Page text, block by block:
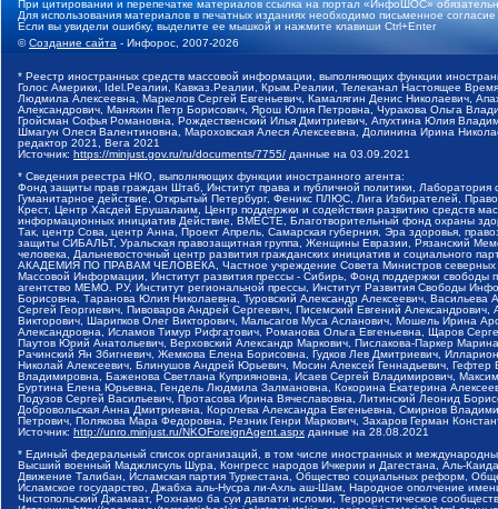
При цитировании и перепечатке материалов ссылка на портал «ИнфоШОС»
Для использования материалов в печатных изданиях необходимо письменное
Если вы увидели ошибку, выделите ее мышкой и нажмите клавиши Ctrl+Enter
©Создание сайта - Инфорос, 2007-2026
* Реестр иностранных средств массовой информации, выполняющих функции
Голос Америки, Idel.Реалии, Кавказ.Реалии, Крым.Реалии, Телеканал Настоящее
Людмила Алексеевна, Маркелов Сергей Евгеньевич, Камалягин Денис Николаевич,
Александрович, Маняхин Петр Борисович, Ярош Юлия Петровна, Чуракова Ольга
Гройсман Софья Романовна, Рождественский Илья Дмитриевич, Апухтина Юлия
Шмагун Олеся Валентиновна, Мароховская Алеся Алексеевна, Долинина Ирина
редактор 2021, Вега 2021
Источник: https://minjust.gov.ru/ru/documents/7755/ данные на 03.09.2021
* Сведения реестра НКО, выполняющих функции иностранного агента:
Фонд защиты прав граждан Штаб, Институт права и публичной политики,
Гуманитарное действие, Открытый Петербург, Феникс ПЛЮС, Лига Избирателей,
Крест, Центр Хасдей Ерушалаим, Центр поддержки и содействия развитию средств
информационных инициатив Действие, ВМЕСТЕ, Благотворительный фонд охраны
Так, центр Сова, центр Анна, Проект Апрель, Самарская губерния, Эра здоровья,
защиты СИБАЛЬТ, Уральская правозащитная группа, Женщины Евразии, Рязанский
человека, Дальневосточный центр развития гражданских инициатив и социального
АКАДЕМИЯ ПО ПРАВАМ ЧЕЛОВЕКА, Частное учреждение Совета Министров северных
Массовой Информации, Институт развития прессы - Сибирь, Фонд поддержки
агентство МЕМО. РУ, Институт региональной прессы, Институт Развития Свободы
Борисовна, Таранова Юлия Николаевна, Туровский Александр Алексеевич,
Сергей Георгиевич, Пивоваров Андрей Сергеевич, Писемский Евгений
Викторович, Шарипков Олег Викторович, Мальсагов Муса Асланович, Мошель Ирина
Александровна, Исламов Тимур Рифгатович, Романова Ольга Евгеньевна, Щаров
Паутов Юрий Анатольевич, Верховский Александр Маркович, Пислакова-Паркер
Рачинский Ян Збигневич, Жемкова Елена Борисовна, Гудков Лев Дмитриевич,
Николай Алексеевич, Блинушов Андрей Юрьевич, Мосин Алексей Геннадьевич,
Владимировна, Баженова Светлана Куприяновна, Исаев Сергей Владимирович,
Буртина Елена Юрьевна, Гендель Людмила Залмановна, Кокорина Екатерина
Подузов Сергей Васильевич, Протасова Ирина Вячеславовна, Литинский Леонид
Добровольская Анна Дмитриевна, Королева Александра Евгеньевна, Смирнов
Петрович, Полякова Мара Федоровна, Резник Генри Маркович, Захаров Герман
Источник: http://unro.minjust.ru/NKOForeignAgent.aspx данные на 28.08.2021
* Единый федеральный список организаций, в том числе иностранных и
Высший военный Маджлисуль Шура, Конгресс народов Ичкерии и Дагестана, Аль-
Движение Талибан, Исламская партия Туркестана, Общество социальных реформ,
Исламское государство, Джабха аль-Нусра ли-Ахль аш-Шам, Народное ополчение
Чистопольский Джамаат, Рохнамо ба суи давлати исломи, Террористическое